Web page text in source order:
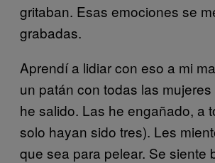
gritaban. Esas emociones se
grabadas.
Aprendí a lidiar con eso a mi
un patán con todas las
he salido. Las he engañado, a
solo hayan sido tres). Les
que sea para pelear. Se siente